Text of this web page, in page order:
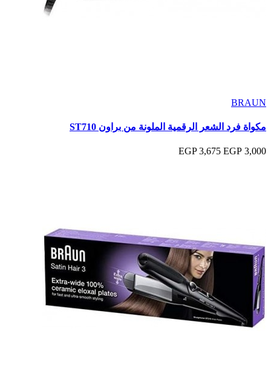
BRAUN
مكواة فرد الشعر الرقمية الملونة من براون ST710
3,000 EGP
3,675 EGP